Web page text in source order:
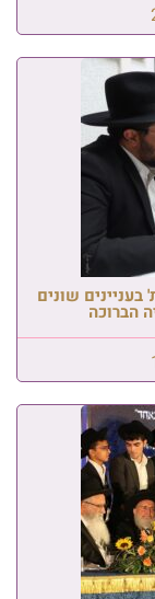
שונים
הברוכה